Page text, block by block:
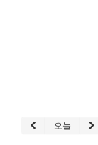
오늘